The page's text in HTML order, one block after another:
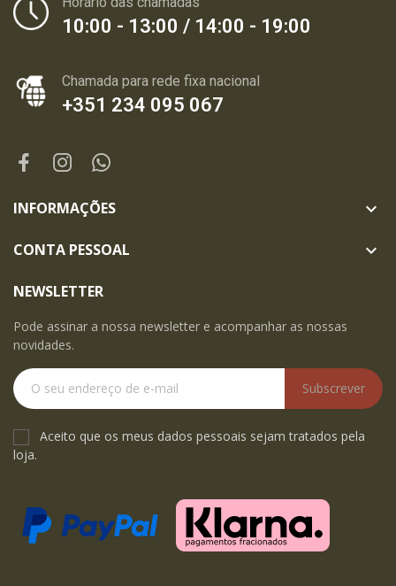
10:00 - 13:00 / 14:00 - 19:00
Chamada para rede fixa nacional
+351 234 095 067
INFORMAÇÕES 
CONTA PESSOAL 
NEWSLETTER
Pode assinar a nossa newsletter e acompanhar as nossas
novidades.
Subscrever
Aceito que os meus dados pessoais sejam tratados pela
loja.